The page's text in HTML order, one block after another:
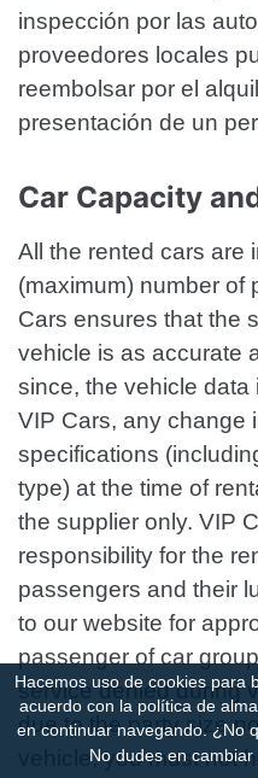
inspección por las
proveedores locales
reembolsar por el
presentación de un
Car Capacity
All the rented cars are
(maximum) number of
Cars ensures that the
vehicle is as accurate
since, the vehicle data
VIP Cars, any change
specifications
type) at the time of
the supplier only. VIP
responsibility for the
passengers and their
to our website for
passenger of car
service denied during
due to the party size
vehicle, you must not
Hacemos uso de cookies para
acuerdo con la política de
en continuar navegando. ¿No
No dudes en cambiar